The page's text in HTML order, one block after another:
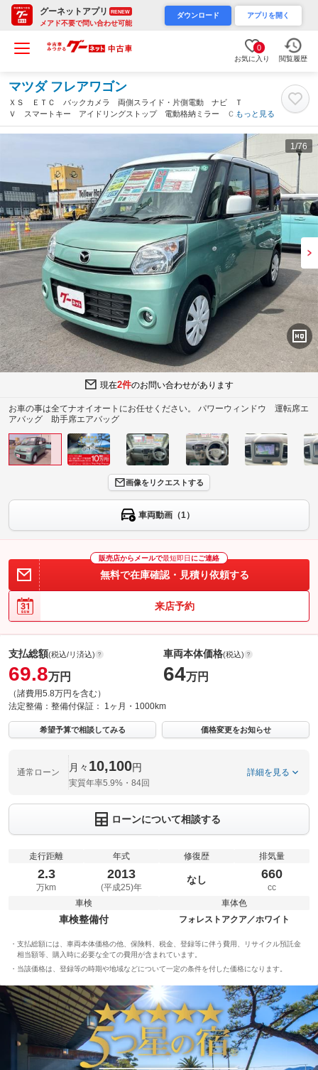
グーネットアプリ RENEW
メアド不要で問い合わせ可能
ダウンロード アプリを開く
0
お気に入り 閲覧履歴
マツダ フレアワゴン
ＸＳ ＥＴＣ バックカメラ 両側スライド・片側電動 ナビ Ｔ
Ｖ スマートキー アイドリングストップ 電動格納ミラー ＣＶ
Ｔ 盗難防止システム ＡＢＳ ＵＳＢ 衝突安全ボディ エアコ
ン パワーステアリング（茨城県）
もっと見る
1 /76
現在2件のお問い合わせがあります
お車の事は全てナオイオートにお任せください。 パワーウィンドウ 運転席エ
アバッグ 助手席エアバッグ
画像をリクエストする
車両動画（1）
販売店からメールで最短即日 にご連絡
無料で在庫確認・見積り依頼する
来店予約
支払総額(税込/リ済込)
69.8万円
（諸費用5.8万円を含む）
車両本体価格(税込)
64万円
法定整備： 整備付保証： 1ヶ月・1000km
希望予算で相談してみる 価格変更をお知らせ
通常ローン 月々 10,100円
実質年率5.9%・84回
詳細を見る
ローンについて相談する
走行距離
2.3
万km
年式
2013
(平成25)年
修復歴
なし
排気量
660
cc
車検
車検整備付
車体色
フォレストアクア／ホワイト
支払総額には、車両本体価格の他、保険料、税金、登録等に伴う費用、リサイクル預託金
相当額等、購入時に必要な全ての費用が含まれています。
当該価格は、登録等の時期や地域などについて一定の条件を付した価格になります。